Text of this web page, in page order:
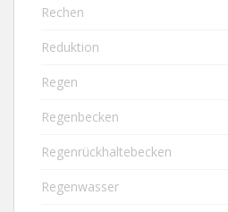
Rechen
Reduktion
Regen
Regenbecken
Regenrückhaltebecken
Regenwasser